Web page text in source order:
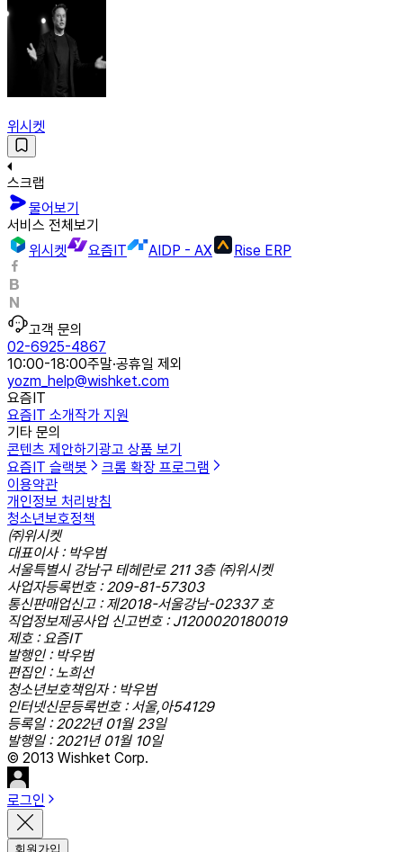
위시켓
스크랩
물어보기
서비스 전체보기
위시켓
요즘IT AIDP - AX Rise ERP
고객 문의
02-6925-4867
10:00-18:00주말·공휴일 제외
yozm_help@wishket.com
요즘IT
요즘IT 소개작가 지원
기타 문의
콘텐츠 제안하기 광고 상품 보기
요즘IT 슬랙봇
크롬 확장 프로그램
이용약관
개인정보 처리방침
청소년보호정책
㈜위시켓
대표이사 : 박우범
서울특별시 강남구 테헤란로 211 3층 ㈜위시켓
사업자등록번호 : 209-81-57303
통신판매업신고 : 제2018-서울강남-02337 호
직업정보제공사업 신고번호 : J1200020180019
제호 : 요즘IT
발행인 : 박우범
편집인 : 노희선
청소년보호책임자 : 박우범
인터넷신문등록번호 : 서울,아54129
등록일 : 2022년 01월 23일
발행일 : 2021년 01월 10일
© 2013 Wishket Corp.
로그인
회원가입